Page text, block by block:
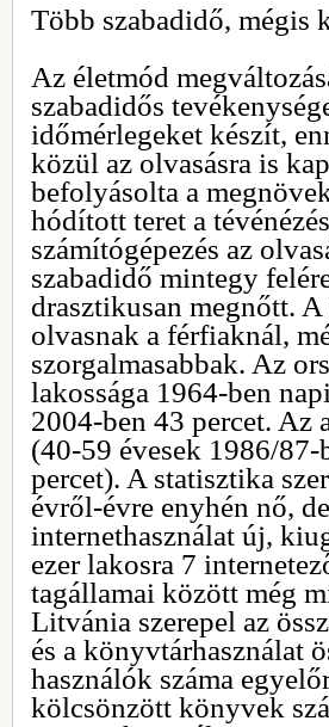
Több szabadidő, mégis
Az életmód
szabadidős
időmérlegeket készít,
közül az olvasásra is
befolyásolta a
hódított teret a
számítógépezés az
szabadidő mintegy
drasztikusan megnőtt.
olvasnak a férfiaknál,
szorgalmasabbak. Az
lakossága 1964-ben
2004-ben 43 percet. Az
(40-59 évesek 1986/
percet). A statisztika
évről-évre enyhén nő,
internethasználat új,
ezer lakosra 7
tagállamai között még
Litvánia szerepel az
és a könyvtárhasználat
használók száma
kölcsönzött könyvek